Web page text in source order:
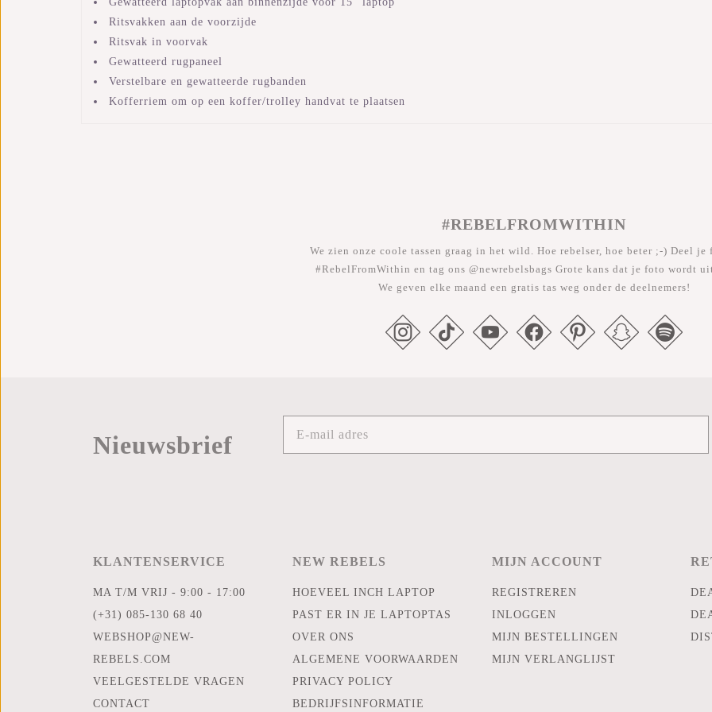
Ritsvakken aan de voorzijde
Ritsvak in voorvak
Gewatteerd rugpaneel
Verstelbare en gewatteerde rugbanden
Kofferriem om op een koffer/trolley handvat te plaatsen
#REBELFROMWITHIN
We zien onze coole tassen graag in het wild. Hoe rebelser, hoe beter ;-) Deel je
#RebelFromWithin en tag ons @newrebelsbags Grote kans dat je foto wordt
We geven elke maand een gratis tas weg onder de deelnemers!
Nieuwsbrief
KLANTENSERVICE
MA T/M VRIJ - 9:00 - 17:00
(+31) 085-130 68 40
WEBSHOP@NEW-
REBELS.COM
VEELGESTELDE VRAGEN
CONTACT
NEW REBELS
HOEVEEL INCH LAPTOP
PAST ER IN JE LAPTOPTAS
OVER ONS
ALGEMENE VOORWAARDEN
PRIVACY POLICY
BEDRIJFSINFORMATIE
MIJN ACCOUNT
REGISTREREN
INLOGGEN
MIJN BESTELLINGEN
MIJN VERLANGLIJST